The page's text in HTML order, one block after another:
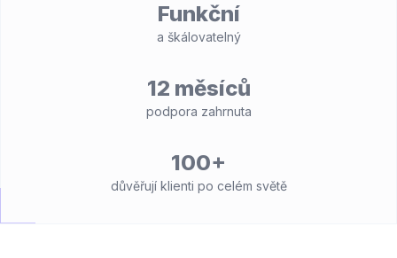
Funkční
a škálovatelný
12 měsíců
podpora zahrnuta
100+
důvěřují klienti po celém světě